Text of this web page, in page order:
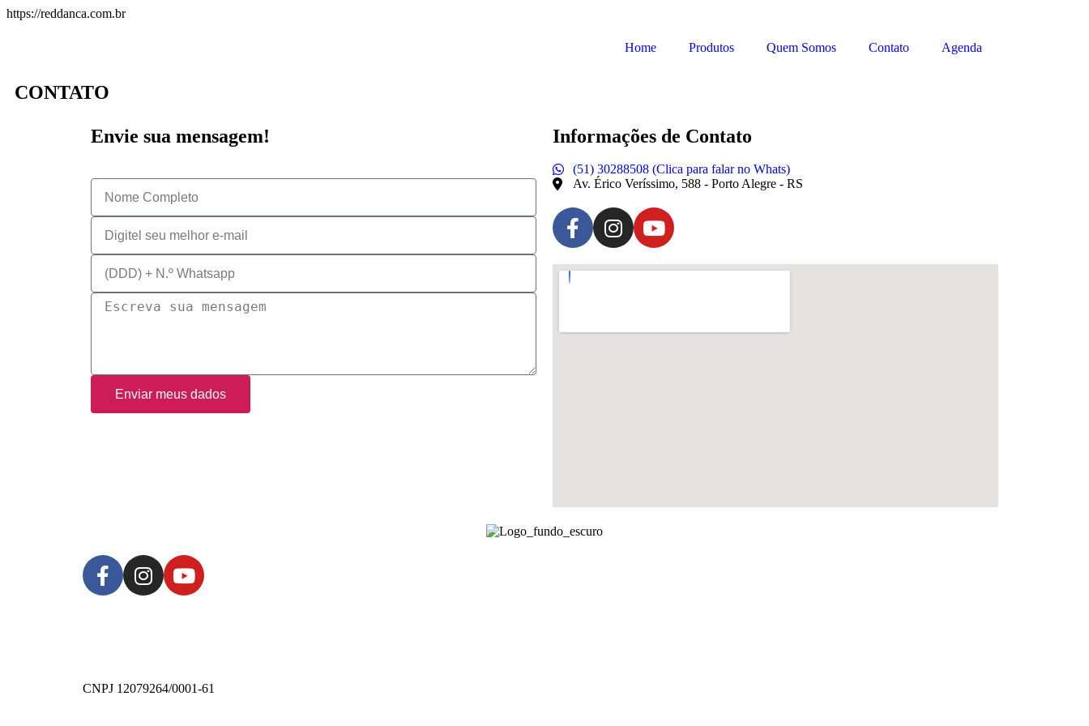
https://reddanca.com.br
Home Produtos Quem Somos Contato Agenda
CONTATO
Envie sua mensagem!
Enviar meus dados
Informações de Contato
(51) 30288508 (Clica para falar no Whats)
Av. Érico Veríssimo, 588 - Porto Alegre - RS
CNPJ 12079264/0001-61